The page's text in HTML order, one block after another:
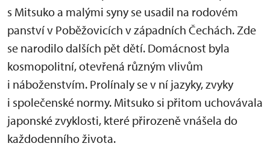
s Mitsuko a malými syny se usadil na rodovém
panství v Poběžovicích v západních Čechách. Zde
se narodilo dalších pět dětí. Domácnost byla
kosmopolitní, otevřená různým vlivům
i náboženstvím. Prolínaly se v ní jazyky, zvyky
i společenské normy. Mitsuko si přitom uchovávala
japonské zvyklosti, které přirozeně vnášela do
každodenního života.